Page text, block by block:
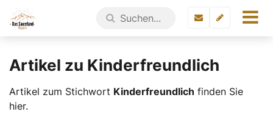
Artikel zu Kinderfreundlich
Artikel zum Stichwort Kinderfreundlich finden Sie
hier.